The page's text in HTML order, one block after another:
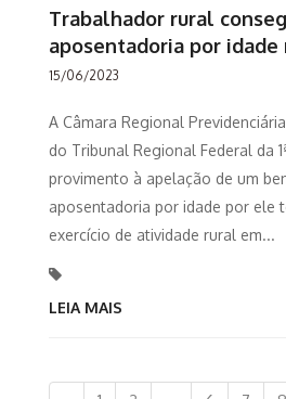
Trabalhador rural
aposentadoria por idade
15/06/2023
A Câmara Regional
do Tribunal Regional Federal da
provimento à apelação de um
aposentadoria por idade por ele
exercício de atividade rural em...
LEIA MAIS